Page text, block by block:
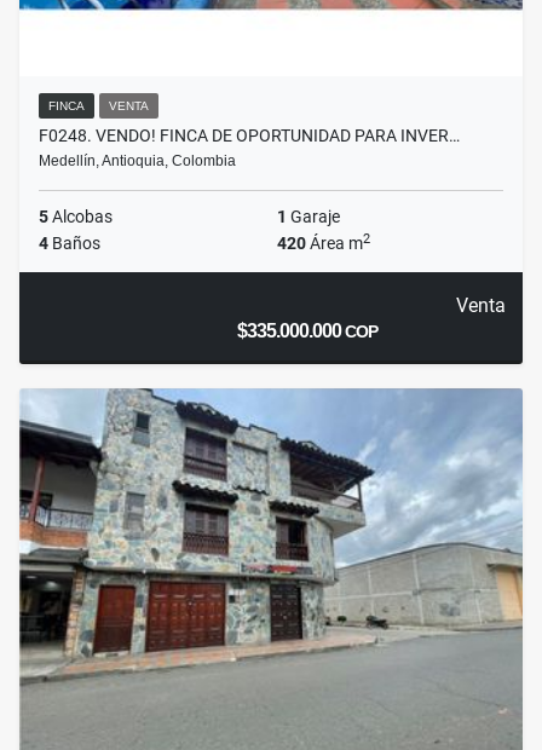
FINCA VENTA
F0248. VENDO! FINCA DE OPORTUNIDAD PARA INVER…
Medellín, Antioquia, Colombia
5Alcobas 1 Garaje
4 Baños 420Área m2
Venta
$335.000.000COP